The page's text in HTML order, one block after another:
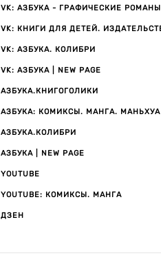
VK: АЗБУКА - ГРАФИЧЕСКИЕ
VK: КНИГИ ДЛЯ ДЕТЕЙ.
VK: АЗБУКА. КОЛИБРИ
VK: АЗБУКА | NEW PAGE
АЗБУКА.КНИГОГОЛИКИ
АЗБУКА: КОМИКСЫ. МАНГА. МАНЬХУА
АЗБУКА.КОЛИБРИ
АЗБУКА | NEW PAGE
YOUTUBE
YOUTUBE: КОМИКСЫ. МАНГА
ДЗЕН